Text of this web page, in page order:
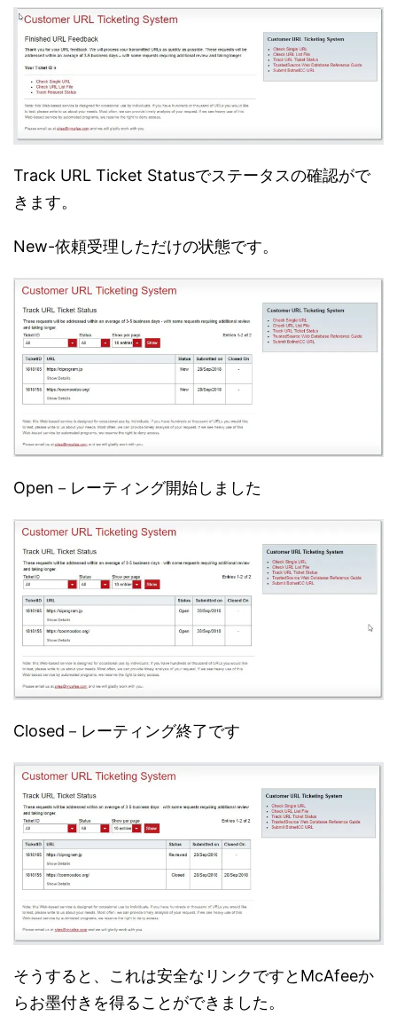
Track URL Ticket Statusでステータスの確認がで
きます。
New-依頼受理しただけの状態です。
Open－レーティング開始しました
Closed－レーティング終了です
そうすると、これは安全なリンクですとMcAfeeか
らお墨付きを得ることができました。